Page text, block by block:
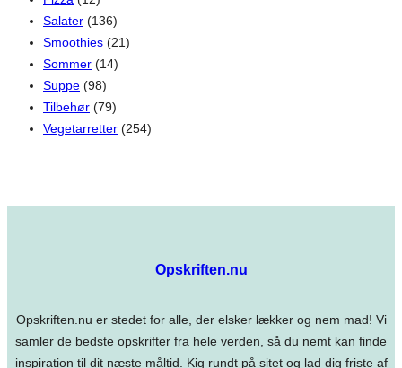
Salater (136)
Smoothies (21)
Sommer (14)
Suppe (98)
Tilbehør (79)
Vegetarretter (254)
Opskriften.nu
Opskriften.nu er stedet for alle, der elsker lækker og nem mad! Vi
samler de bedste opskrifter fra hele verden, så du nemt kan finde
inspiration til dit næste måltid. Kig rundt på sitet og lad dig friste af